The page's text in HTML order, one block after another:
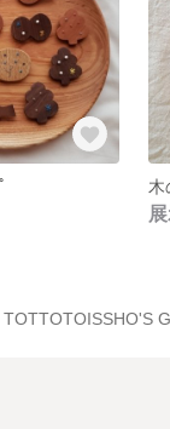
木
TOTTOTOISSHO'S